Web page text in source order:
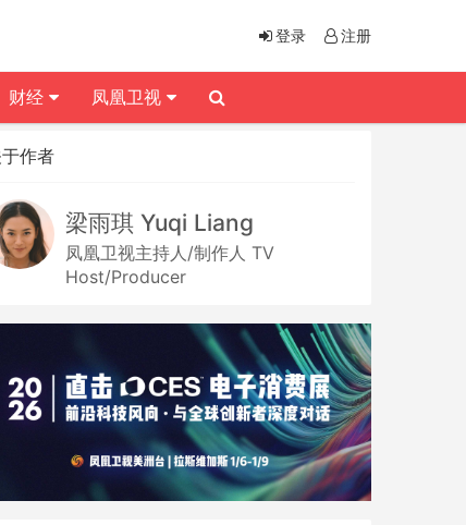
作者
梁雨琪 Yuqi Liang
凤凰卫视主持人/制作人 TV
Host/Producer
登录 注册
财经 凤凰卫视